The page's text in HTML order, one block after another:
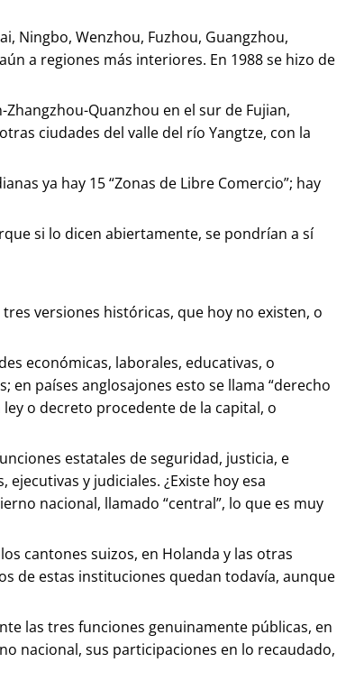
Ningbo, Wenzhou, Fuzhou, Guangzhou,
a regiones más interiores. En 1988 se hizo de
Quanzhou en el sur de Fujian,
ciudades del valle del río Yangtze, con la
ya hay 15 “Zonas de Libre Comercio”; hay
si lo dicen abiertamente, se pondrían a sí
versiones históricas, que hoy no existen, o
económicas, laborales, educativas, o
países anglosajones esto se llama “derecho
o decreto procedente de la capital, o
estatales de seguridad, justicia, e
y judiciales. ¿Existe hoy esa
nacional, llamado “central”, lo que es muy
cantones suizos, en Holanda y las otras
de estas instituciones quedan todavía, aunque
las tres funciones genuinamente públicas, en
nacional, sus participaciones en lo recaudado,